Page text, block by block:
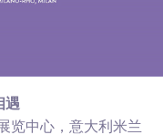
遇
中心，意大利米兰